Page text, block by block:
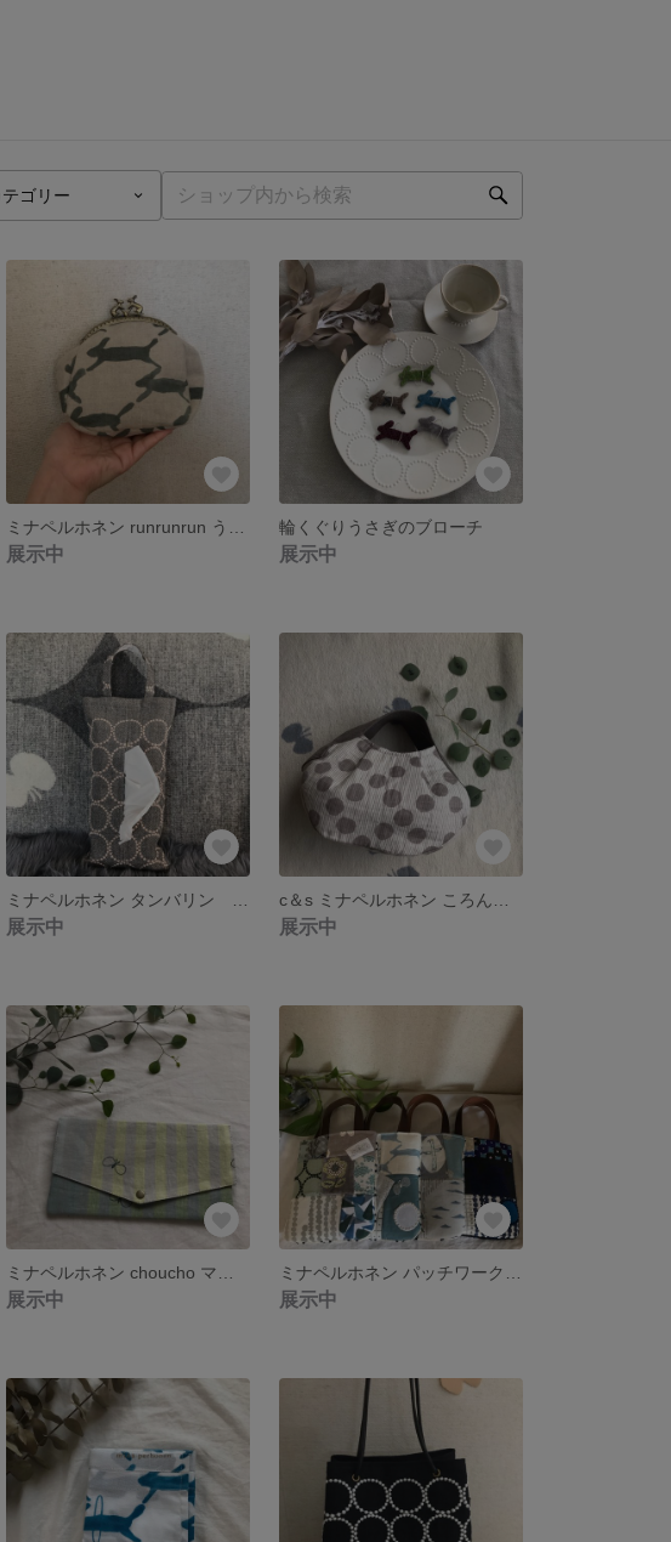
展示中
輪くぐりうさぎのブローチ
展示中
展示中 展示中
展示中 展示中